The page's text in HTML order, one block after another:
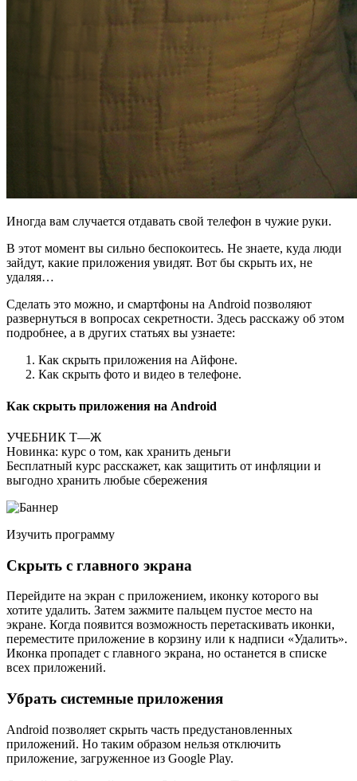
Иногда вам случается отдавать свой телефон в чужие руки.
В этот момент вы сильно беспокоитесь. Не знаете, куда люди
зайдут, какие приложения увидят. Вот бы скрыть их, не
удаляя…
Сделать это можно, и смартфоны на Android позволяют
развернуться в вопросах секретности. Здесь расскажу об этом
подробнее, а в других статьях вы узнаете:
Как скрыть приложения на Айфоне.
Как скрыть фото и видео в телефоне.
Как скрыть приложения на Android
УЧЕБНИК Т—Ж
Новинка: курс о том, как хранить деньги
Бесплатный курс расскажет, как защитить от инфляции и
выгодно хранить любые сбережения
Изучить программу
Скрыть с главного экрана
Перейдите на экран с приложением, иконку которого вы
хотите удалить. Затем зажмите пальцем пустое место на
экране. Когда появится возможность перетаскивать иконки,
переместите приложение в корзину или к надписи «Удалить».
Иконка пропадет с главного экрана, но останется в списке
всех приложений.
Убрать системные приложения
Android позволяет скрыть часть предустановленных
приложений. Но таким образом нельзя отключить
приложение, загруженное из Google Play.